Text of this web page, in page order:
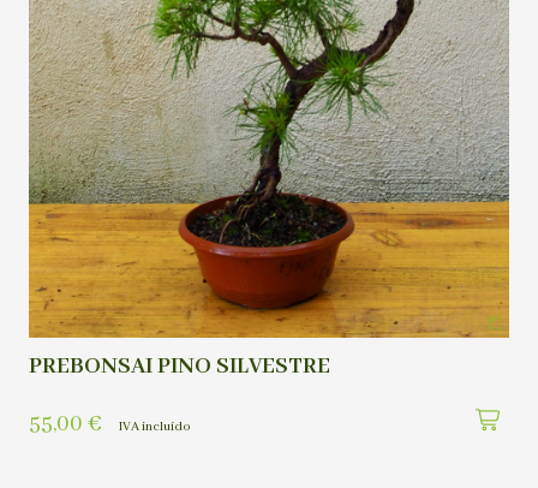
PREBONSAI PINO SILVESTRE
55,00 € IVA incluído